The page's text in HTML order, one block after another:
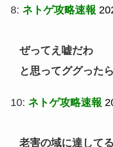
8: ネトゲ攻略速報
ぜってえ嘘だわ
と思ってググった
10: ネトゲ攻略速報
老害の域に達してる